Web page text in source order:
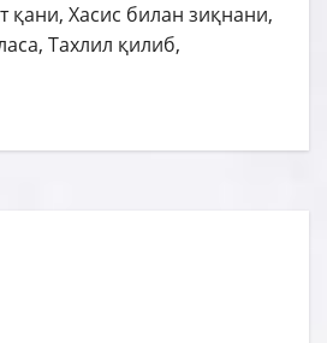
қани, Хасис билан зиқнани,
Тахлил қилиб,